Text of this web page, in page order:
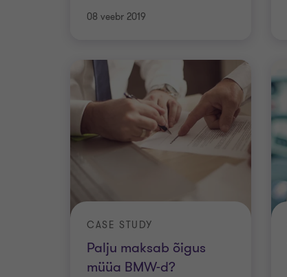
08 veebr 2019
Palju maksab õigus
müüa BMW-d?
CASE STUDY